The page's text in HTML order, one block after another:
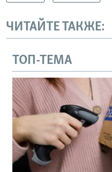
ЧИТАЙТЕ ТАКЖЕ:
ТОП-ТЕМА